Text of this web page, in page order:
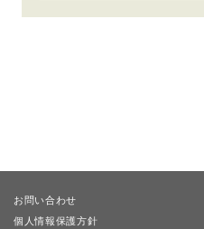
お問い合わせ
個人情報保護方針